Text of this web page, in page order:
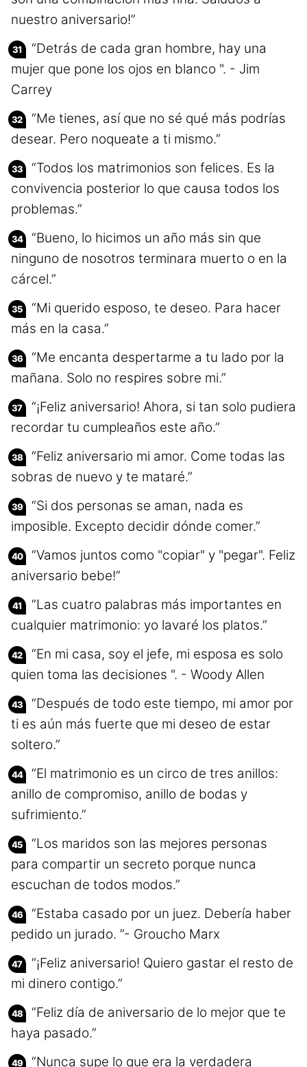
nuestro aniversario!”
“Detrás de cada gran hombre, hay una
mujer que pone los ojos en blanco ". - Jim
Carrey
“Me tienes, así que no sé qué más podrías
desear. Pero noqueate a ti mismo.”
“Todos los matrimonios son felices. Es la
convivencia posterior lo que causa todos los
problemas.”
“Bueno, lo hicimos un año más sin que
ninguno de nosotros terminara muerto o en la
cárcel.”
“Mi querido esposo, te deseo. Para hacer
más en la casa.”
“Me encanta despertarme a tu lado por la
mañana. Solo no respires sobre mi.”
“¡Feliz aniversario! Ahora, si tan solo pudiera
recordar tu cumpleaños este año.”
“Feliz aniversario mi amor. Come todas las
sobras de nuevo y te mataré.”
“Si dos personas se aman, nada es
imposible. Excepto decidir dónde comer.”
“Vamos juntos como "copiar" y "pegar". Feliz
aniversario bebe!”
“Las cuatro palabras más importantes en
cualquier matrimonio: yo lavaré los platos.”
“En mi casa, soy el jefe, mi esposa es solo
quien toma las decisiones ". - Woody Allen
“Después de todo este tiempo, mi amor por
ti es aún más fuerte que mi deseo de estar
soltero.”
“El matrimonio es un circo de tres anillos:
anillo de compromiso, anillo de bodas y
sufrimiento.”
“Los maridos son las mejores personas
para compartir un secreto porque nunca
escuchan de todos modos.”
“Estaba casado por un juez. Debería haber
pedido un jurado. ”- Groucho Marx
“¡Feliz aniversario! Quiero gastar el resto de
mi dinero contigo.”
“Feliz día de aniversario de lo mejor que te
haya pasado.”
“Nunca supe lo que era la verdadera